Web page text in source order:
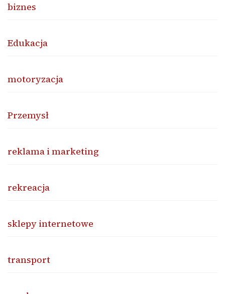
biznes
Edukacja
motoryzacja
Przemysł
reklama i marketing
rekreacja
sklepy internetowe
transport